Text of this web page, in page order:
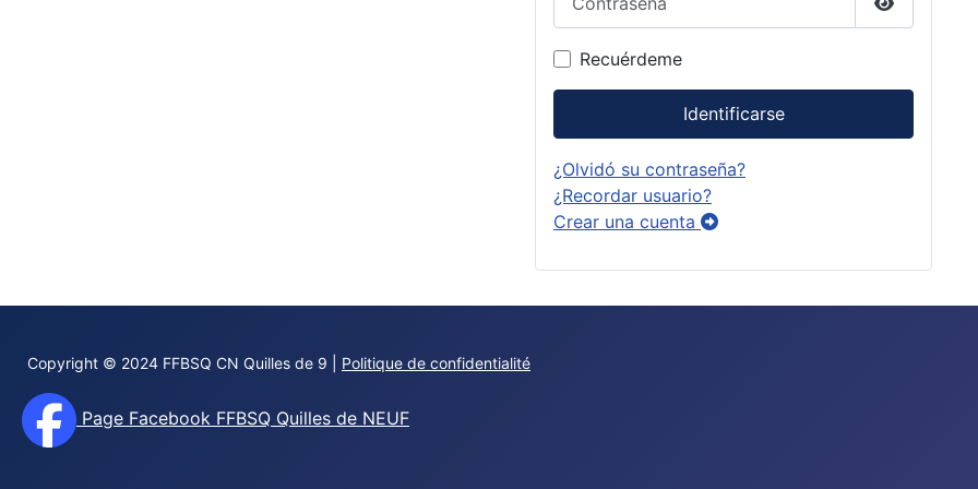
Mostrar
Recuérdeme
Identificarse
¿Olvidó su contraseña?
¿Recordar usuario?
Crear una cuenta
Copyright © 2024 FFBSQ CN Quilles de 9 | Politique de confidentialité
Page Facebook FFBSQ Quilles de NEUF